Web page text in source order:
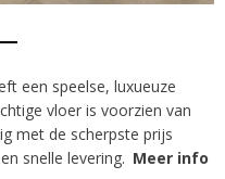
een speelse, luxueuze
vloer is voorzien van
met de scherpste prijs
snelle levering. Meer info